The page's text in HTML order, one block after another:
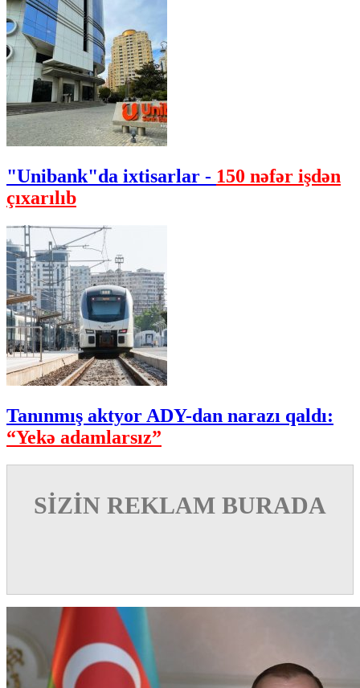
"Unibank"da ixtisarlar - 150 nəfər işdən
çıxarılıb
Tanınmış aktyor ADY-dan narazı qaldı:
“Yekə adamlarsız”
SİZİN REKLAM BURADA